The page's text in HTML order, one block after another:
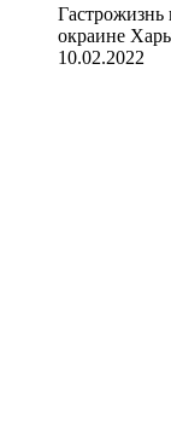
Гастрожизнь
окраине
10.02.2022